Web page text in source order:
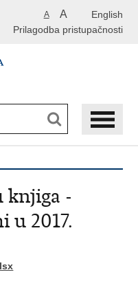
English
A A
Prilagodba pristupačnosti
knjiga -
u 2017.